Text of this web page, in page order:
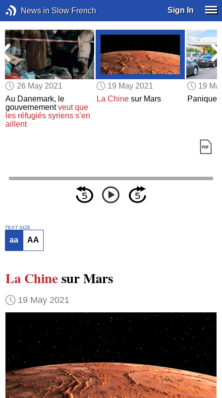
News in Slow French Sign In
26 May 2021
Au Danemark, le
gouvernementveut que
les réfugiés syriens s’en
aillent
19 May 2021
La Chinesur Mars
19
Panique
TEXT SIZE
aa AA
La Chinesur Mars
19 May 2021